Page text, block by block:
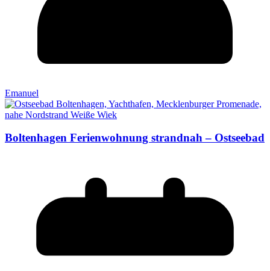
Emanuel
Boltenhagen Ferienwohnung strandnah – Ostseebad